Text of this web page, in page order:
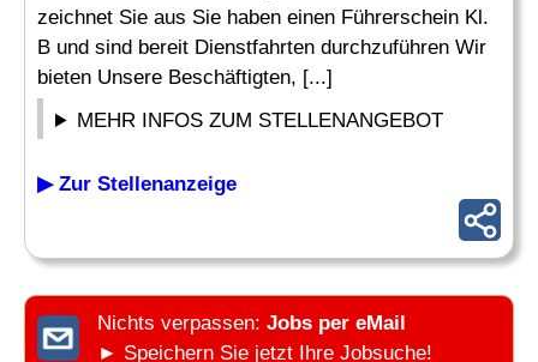
zeichnet Sie aus Sie haben einen Führerschein Kl.
B und sind bereit Dienstfahrten durchzuführen Wir
bieten Unsere Beschäftigten, [...]
MEHR INFOS ZUM STELLENANGEBOT
▶ Zur Stellenanzeige
Nichts verpassen: Jobs per eMail
► Speichern Sie jetzt Ihre Jobsuche!